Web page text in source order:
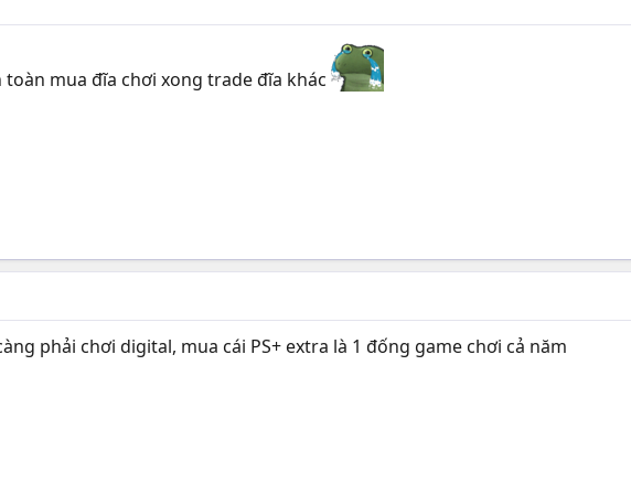
toàn mua đĩa chơi xong trade đĩa khác
phải chơi digital, mua cái PS+ extra là 1 đống game chơi cả năm